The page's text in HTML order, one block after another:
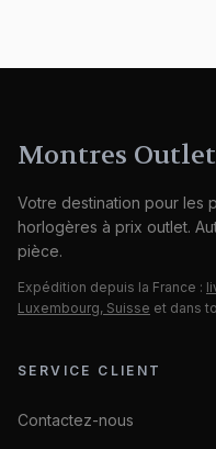
Montres Outlet
Votre destination pour les
horlogères à prix outlet.
pièce.
Expédition depuis la France :
Luxembourg, Suisse et dans
SERVICE CLIENT
Contactez-nous